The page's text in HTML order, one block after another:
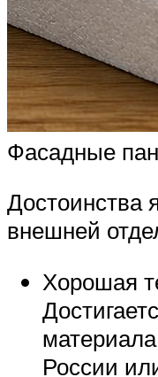
Фасадные
Достоинства
внешней
Хорошая
России